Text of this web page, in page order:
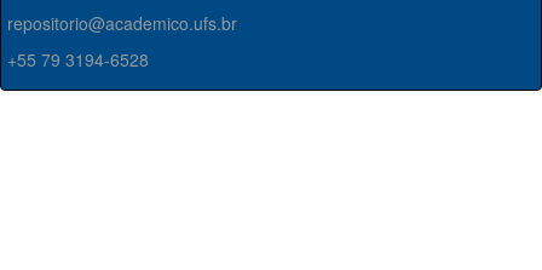
repositorio@academico.ufs.br
+55 79 3194-6528